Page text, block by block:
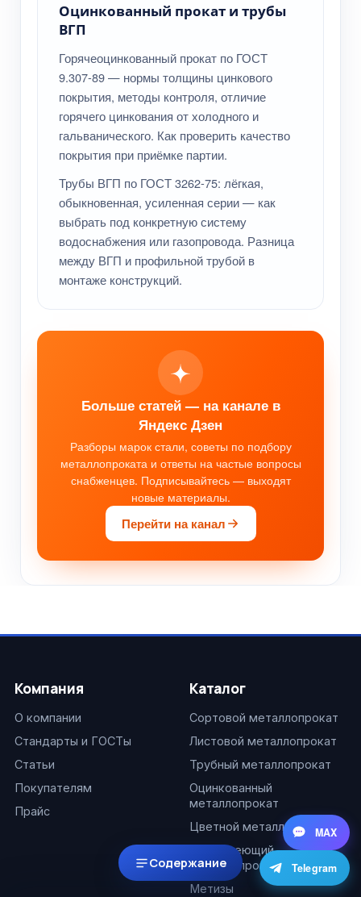
Содержание
Оцинкованный прокат и трубы
ВГП
Горячеоцинкованный прокат по ГОСТ
9.307-89 — нормы толщины цинкового
покрытия, методы контроля, отличие
горячего цинкования от холодного и
гальванического. Как проверить качество
покрытия при приёмке партии.
Трубы ВГП по ГОСТ 3262-75: лёгкая,
обыкновенная, усиленная серии — как
выбрать под конкретную систему
водоснабжения или газопровода. Разница
между ВГП и профильной трубой в
монтаже конструкций.
Больше статей — на канале в
Яндекс Дзен
Разборы марок стали, советы по подбору
металлопроката и ответы на частые вопросы
снабженцев. Подписывайтесь — выходят
новые материалы.
Перейти на канал
Компания
О компании
Стандарты и ГОСТы
Статьи
Покупателям
Прайс
Каталог
Сортовой металлопрокат
Листовой металлопрокат
Трубный металлопрокат
Оцинкованный
металлопрокат
Цветной металлопрокат
Нержавеющий
металлопрокат
Метизы
MAX
Telegram